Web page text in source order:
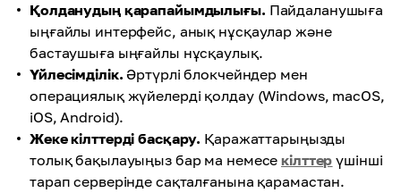
Қолданудың қарапайымдылығы. Пайдаланушыға
ыңғайлы интерфейс, анық нұсқаулар және
бастаушыға ыңғайлы нұсқаулық.
Үйлесімділік. Әртүрлі блокчейндер мен
операциялық жүйелерді қолдау (Windows, macOS,
iOS, Android).
Жеке кілттерді басқару. Қаражаттарыңызды
толық бақылауыңыз бар ма немесекілттер үшінші
тарап серверінде сақталғанына қарамастан.